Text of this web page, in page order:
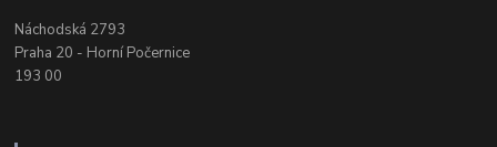
Náchodská 2793
Praha 20 - Horní Počernice
193 00